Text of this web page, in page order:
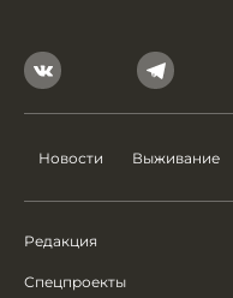
Новости Выживание
Редакция
Спецпроекты